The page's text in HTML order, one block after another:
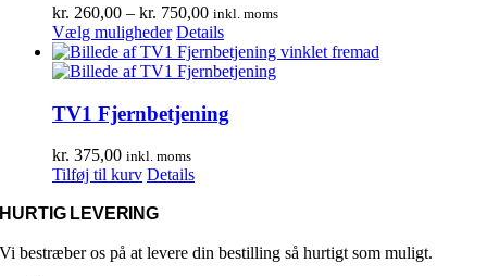
kr. 260,00 – kr. 750,00Prisinterval:
kr. 260,00
til
kr. 750,00
inkl. moms
Vælg muligheder Dette
vare
har
varianter.
Mulighederne
vælges
på
Details
TV1 Fjernbetjening
kr. 375,00 inkl. moms
Tilføj til kurv Details
HURTIG LEVERING
Vi bestræber os på at levere din bestilling så hurtigt som muligt.